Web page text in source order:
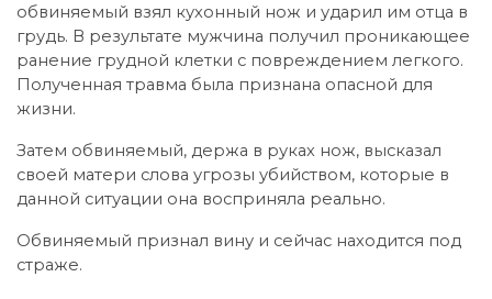
обвиняемый взял кухонный нож и ударил им отца в
грудь. В результате мужчина получил проникающее
ранение грудной клетки с повреждением легкого.
Полученная травма была признана опасной для
жизни.
Затем обвиняемый, держа в руках нож, высказал
своей матери слова угрозы убийством, которые в
данной ситуации она восприняла реально.
Обвиняемый признал вину и сейчас находится под
страже.